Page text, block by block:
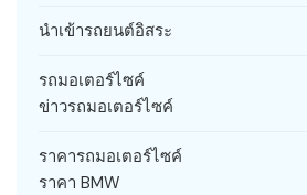
นำเข้ารถยนต์อิสระ
รถมอเตอร์ไซค์
ข่าวรถมอเตอร์ไซค์
ราคารถมอเตอร์ไซค์
ราคา BMW